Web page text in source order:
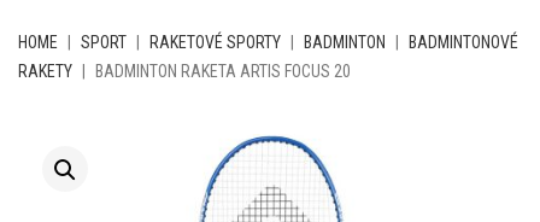
HOME SPORT RAKETOVÉ SPORTY BADMINTON
BADMINTONOVÉ
RAKETY
BADMINTON RAKETA ARTIS FOCUS 20